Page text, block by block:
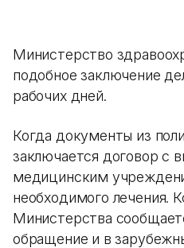
Министерство
подобное заключение
рабочих дней.
Когда документы из
заключается договор с
медицинским
необходимого лечения.
Министерства
обращение и в